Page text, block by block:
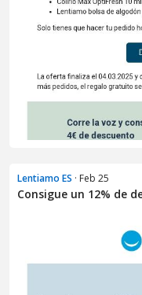
Lentiamo ES · Feb 25
Consigue un 12% de